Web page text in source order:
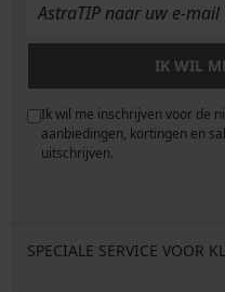
IK WIL
Ik wil me inschrijven voor de
aanbiedingen, kortingen en
uitschrijven.
SPECIALE SERVICE VOOR